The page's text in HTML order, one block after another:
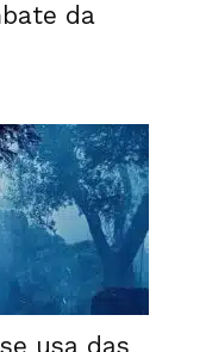
da
usa das